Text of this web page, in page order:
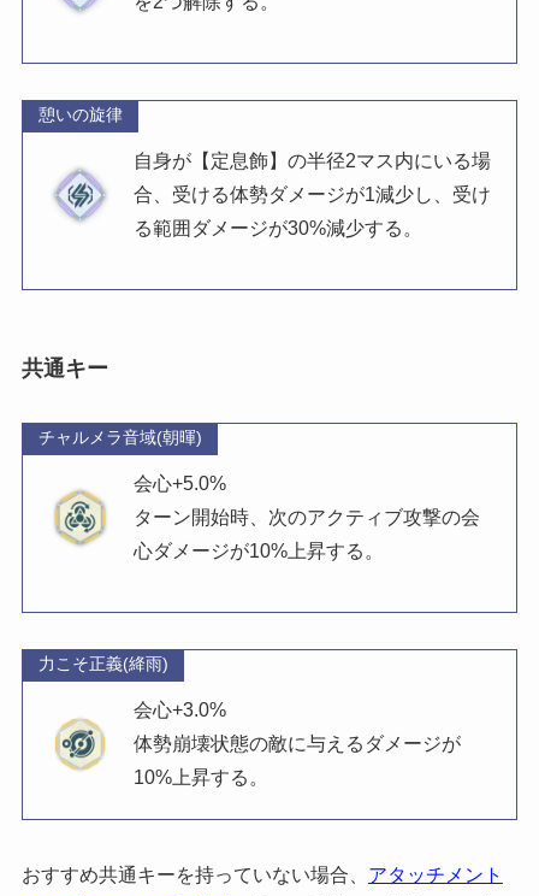
憩いの旋律
自身が【定息飾】の半径2マス内にいる場
合、受ける体勢ダメージが1減少し、受け
る範囲ダメージが30%減少する。
共通キー
チャルメラ音域(朝暉)
会心+5.0%
ターン開始時、次のアクティブ攻撃の会
心ダメージが10%上昇する。
力こそ正義(絳雨)
会心+3.0%
体勢崩壊状態の敵に与えるダメージが
10%上昇する。
おすすめ共通キーを持っていない場合、 アタッチメント